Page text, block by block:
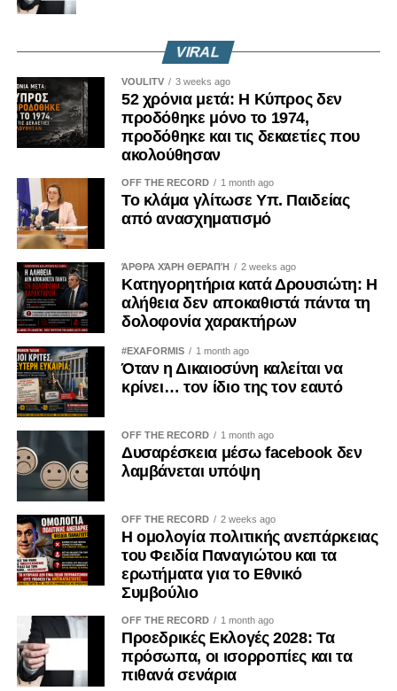
υποδομές, αμυντική συνεργασία και κανόνες ασφάλειας.
Σε αυτή τη μεταβαλλόμενη εξίσωση, η Ελλάδα και η
Κύπρος δεν εμφανίζονται πλέον ως περιφερειακές
υποσημειώσεις, αλλά ως δυτικοί κρίκοι ενός
διαμορφούμενου Ινδο-Μεσογειακού πλαισίου
συνεργασιών.
VIRAL
VOULITV 3 weeks ago
52 χρόνια μετά: Η Κύπρος δεν
προδόθηκε μόνο το 1974,
προδόθηκε και τις δεκαετίες που
ακολούθησαν
OFF THE RECORD 1 month ago
Το κλάμα γλίτωσε Υπ. Παιδείας
από ανασχηματισμό
ΆΡΘΡΑ ΧΆΡΗ ΘΕΡΑΠΉ 2 weeks ago
Κατηγορητήρια κατά Δρουσιώτη: Η
αλήθεια δεν αποκαθιστά πάντα τη
δολοφονία χαρακτήρων
#EXAFORMIS 1 month ago
Όταν η Δικαιοσύνη καλείται να
κρίνει… τον ίδιο της τον εαυτό
OFF THE RECORD 1 month ago
Δυσαρέσκεια μέσω facebook δεν
λαμβάνεται υπόψη
OFF THE RECORD 2 weeks ago
Η ομολογία πολιτικής ανεπάρκειας
του Φειδία Παναγιώτου και τα
ερωτήματα για το Εθνικό
Συμβούλιο
OFF THE RECORD 1 month ago
Προεδρικές Εκλογές 2028: Τα
πρόσωπα, οι ισορροπίες και τα
πιθανά σενάρια